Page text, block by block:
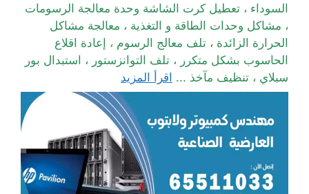
السوداء ، تعطيل كرت الشاشة وحدة معالجة الرسومات
، مشاكل وحدات الطاقة و التغذية ، معالجة مشاكل
الحرارة الزائدة ، تلف معالج الرسوم ، إعادة اقلاع
الحاسوب بشكل متكرر ، تلف التوانزستور ، استبدال بور
سبلاي ، تنظيف مآخذ ... اقرأ المزيد